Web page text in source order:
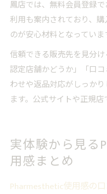
鳳店では、無料会員登録
利用も案内されており、
のが安心材料となっていま
信頼できる販売先を見分
認定店舗かどうか」「口
わせや返品対応がしっか
ます。公式サイトや正規
実体験から見
用感まとめ
Pharmesthetic使用感の